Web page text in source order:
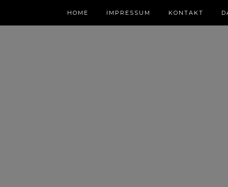
HOME IMPRESSUM KONTAKT